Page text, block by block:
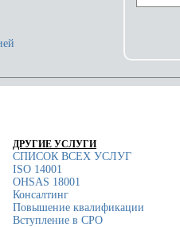
ДРУГИЕ УСЛУГИ
СПИСОК ВСЕХ УСЛУГ
ISO 14001
OHSAS 18001
Консалтинг
Повышение квалификации
Вступление в СРО